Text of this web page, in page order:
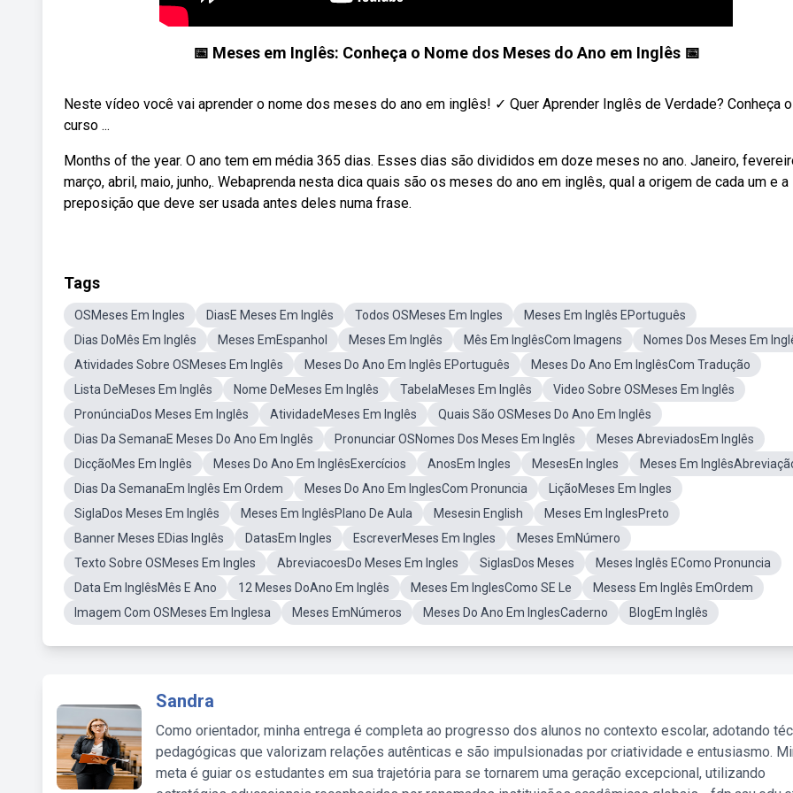
📅 Meses em Inglês: Conheça o Nome dos Meses do Ano em Inglês 📅
Neste vídeo você vai aprender o nome dos meses do ano em inglês! ✓ Quer Aprender Inglês de Verdade? Conheça o
curso ...
Months of the year. O ano tem em média 365 dias. Esses dias são divididos em doze meses no ano. Janeiro,
março, abril, maio, junho,. Webaprenda nesta dica quais são os meses do ano em inglês, qual a origem de cada um e a
preposição que deve ser usada antes deles numa frase.
Tags
OSMeses Em Ingles DiasE Meses Em Inglês Todos OSMeses Em Ingles
Meses Em Inglês EPortuguês
Dias DoMês Em Inglês
Meses EmEspanhol Meses Em Inglês Mês Em InglêsCom Imagens
Nomes Dos Meses Em
Atividades Sobre OSMeses Em Inglês
Meses Do Ano Em Inglês EPortuguês
Meses Do Ano Em InglêsCom Tradução
Lista DeMeses Em Inglês
Nome DeMeses Em Inglês TabelaMeses Em Inglês
Video Sobre OSMeses Em Inglês
PronúnciaDos Meses Em Inglês
AtividadeMeses Em Inglês
Quais São OSMeses Do Ano Em Inglês
Dias Da SemanaE Meses Do Ano Em Inglês
Pronunciar OSNomes Dos Meses Em Inglês
Meses AbreviadosEm Inglês
DicçãoMes Em Inglês
Meses Do Ano Em InglêsExercícios AnosEm Ingles MesesEn Ingles
Meses Em
Dias Da SemanaEm Inglês Em Ordem
Meses Do Ano Em InglesCom Pronuncia
LiçãoMeses Em Ingles
SiglaDos Meses Em Inglês
Meses Em InglêsPlano De Aula Mesesin English
Meses Em InglesPreto
Banner Meses EDias Inglês
DatasEm Ingles EscreverMeses Em Ingles
Meses EmNúmero
Texto Sobre OSMeses Em Ingles
AbreviacoesDo Meses Em Ingles SiglasDos Meses
Meses Inglês EComo Pronuncia
Data Em InglêsMês E Ano
12 Meses DoAno Em Inglês Meses Em InglesComo SE Le
Mesess Em Inglês EmOrdem
Imagem Com OSMeses Em Inglesa
Meses EmNúmeros Meses Do Ano Em InglesCaderno BlogEm Inglês
Sandra
Como orientador, minha entrega é completa ao progresso dos alunos no contexto escolar, adotando
pedagógicas que valorizam relações autênticas e são impulsionadas por criatividade e entusiasmo.
meta é guiar os estudantes em sua trajetória para se tornarem uma geração excepcional, utilizando